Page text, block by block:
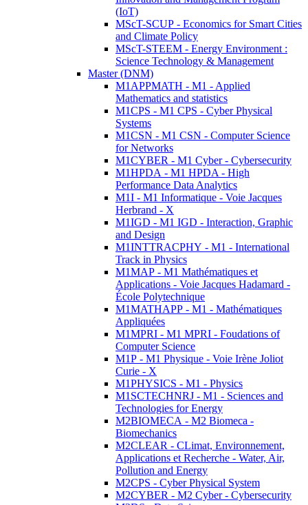
(IoT)
MScT-SCUP - Economics for Smart Cities
and Climate Policy
MScT-STEEM - Energy Environment :
Science Technology & Management
Master (DNM)
M1APPMATH - M1 - Applied
Mathematics and statistics
M1CPS - M1 CPS - Cyber Physical
Systems
M1CSN - M1 CSN - Computer Science
for Networks
M1CYBER - M1 Cyber - Cybersecurity
M1HPDA - M1 HPDA - High
Performance Data Analytics
M1I - M1 Informatique - Voie Jacques
Herbrand - X
M1IGD - M1 IGD - Interaction, Graphic
and Design
M1INTTRACPHY - M1 - International
Track in Physics
M1MAP - M1 Mathématiques et
Applications - Voie Jacques Hadamard -
École Polytechnique
M1MATHAPP - M1 - Mathématiques
Appliquées
M1MPRI - M1 MPRI - Foudations of
Computer Science
M1P - M1 Physique - Voie Irène Joliot
Curie - X
M1PHYSICS - M1 - Physics
M1SCTECHNRJ - M1 - Sciences and
Technologies for Energy
M2BIOMECA - M2 Biomeca -
Biomechanics
M2CLEAR - CLimat, Environnement,
Applications et Recherche - Water, Air,
Pollution and Energy
M2CPS - Cyber Physical System
M2CYBER - M2 Cyber - Cybersecurity